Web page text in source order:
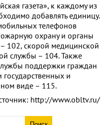
газета», к каждому из
добавлять единицу.
телефонов
охрану и органы
102, скорой медицинской
службы – 104. Также
поддержки граждан
и
виде – 115.
http://www.obltv.ru/